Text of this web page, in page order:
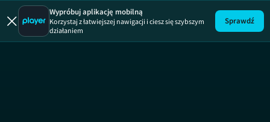
Wypróbuj aplikację mobilną
Korzystaj z łatwiejszej nawigacji i ciesz się szybszym
działaniem
Sprawdź